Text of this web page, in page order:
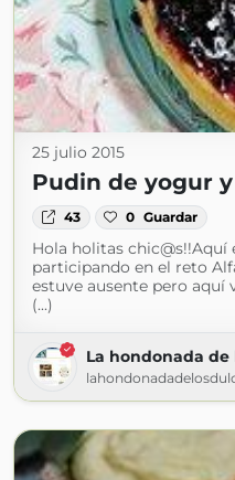
25 julio 2015
Pudin de yogur
43 0 Guardar
Hola holitas chic@s!!Aquí
participando en el reto
estuve ausente pero
(...)
La hondonada de